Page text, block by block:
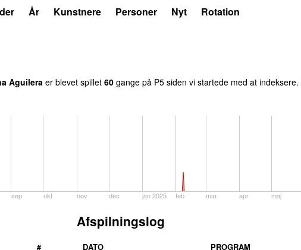
År Kunstnere Personer Nyt Rotation
Aguilera er blevet spillet 60 gange på P5 siden vi startede med at indeksere.
sep okt nov dec jan 2025 feb mar apr maj
#
Afspilningslog
DATO PROGRAM